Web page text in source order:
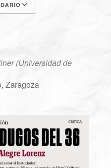
(Universidad de
Zaragoza